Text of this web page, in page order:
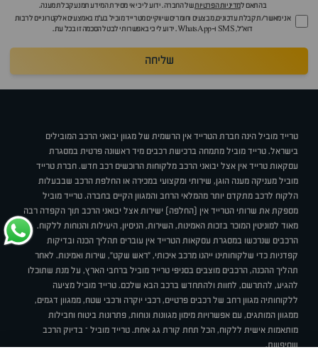
בהתאם למדיניות הפרטיותשל החברה. ידוע לי כי אי מסירת המידע תמנע קבלת מענה.
אני מאשר/ת קבלת עדכונים, מבצעים וחומרים שיווקיים מטרייד מוביל בע"מ באמצעים אלקטרוניים לרבות
דוא״ל, SMS ו-WhatsApp. ידוע לי כי באפשרותי לבטל הסכמה זו בכל עת.
שליחה
טרייד מוביל הינה חברת הטרייד אין הרשמית של מגוון יבואני הרכב המובילים
בישראל. טרייד מוביל מתמחה ברכישת רכבים מיד ראשונה פרטית במסגרת
עסקאות טרייד אין אצל יבואני הרכב מלקוחות הרוכשים רכב חדש. חברת טרייד
מוביל מעניקה מענה הוגן, שירותי ומקצועי במכירה או החלפת הרכב שבבעלות
הלקוח לרכב מתקדם יותר מהמלאי הרחב והמגוון הקיים בחברה. טרייד מוביל
מספקת את שרותי הטרייד אין (החלפה) ישירות אצל יבואני הרכב תוך הקפדה רבה
מאוד למוניטין המוכר בזכות האמינות, השירות, הניסיון, היעילות והנוחות ללקוח.
הרכבים שנרכשו במסגרת עסקאות הטרייד אין עוברים תהליך הכנה ובדיקות
קפדניות כדי שלקוחותינו ייהנו מרכב איכותי, "ראש שקט", שירות ואמינות. לאחר
תהליך ההכנה, הרכבים מוצבים בסניפי טרייד מוביל ברחבי הארץ, על מנת שתוכלו
להגיע, להתרשם, לחוות ולהתחדש ברכב הבא שלכם. טרייד מוביל מציעה
ללקוחותיה מגוון רחב של רכבים פרטיים, רכבי יוקרה ורכבי שטח, ממגוון דגמים,
ממגוון המותגים, עם אפשרויות מימון מגוונות ונוחות, פתרונות ביטוח וחבילות
מותאמות אישית ללקוח, הכל תחת קורת גג אחת. טרייד מוביל – בדיוק הרכב
שחיפשת.